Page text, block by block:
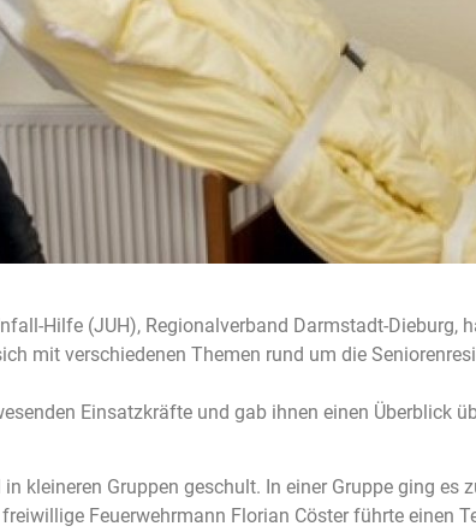
Hilfe (JUH), Regionalverband Darmstadt-Dieburg,
mit verschiedenen Themen rund um die
Einsatzkräfte und gab ihnen einen Überblick
kleineren Gruppen geschult. In einer Gruppe ging es
Feuerwehrmann Florian Cöster führte einen